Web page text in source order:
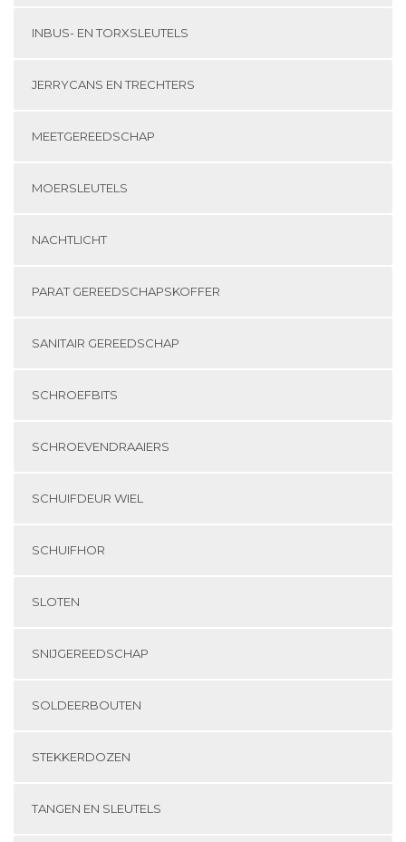
INBUS- EN TORXSLEUTELS
JERRYCANS EN TRECHTERS
MEETGEREEDSCHAP
MOERSLEUTELS
NACHTLICHT
PARAT GEREEDSCHAPSKOFFER
SANITAIR GEREEDSCHAP
SCHROEFBITS
SCHROEVENDRAAIERS
SCHUIFDEUR WIEL
SCHUIFHOR
SLOTEN
SNIJGEREEDSCHAP
SOLDEERBOUTEN
STEKKERDOZEN
TANGEN EN SLEUTELS